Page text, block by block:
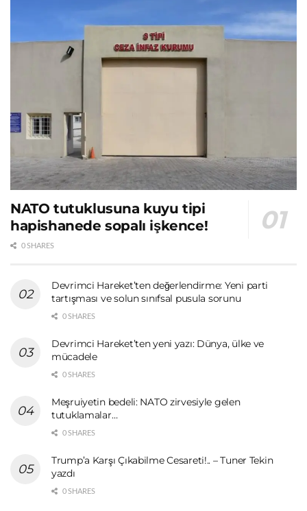
NATO tutuklusuna kuyu tipi
hapishanede sopalı işkence!
0 SHARES
Devrimci Hareket’ten değerlendirme: Yeni parti
tartışması ve solun sınıfsal pusula sorunu
0 SHARES
Devrimci Hareket’ten yeni yazı: Dünya, ülke ve
mücadele
0 SHARES
Meşruiyetin bedeli: NATO zirvesiyle gelen
tutuklamalar…
0 SHARES
Trump’a Karşı Çıkabilme Cesareti!.. – Tuner Tekin
yazdı
0 SHARES